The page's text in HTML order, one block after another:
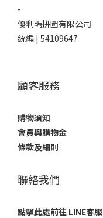
-
優利瑪拼圖有限公司
統編 | 54109647
顧客服務
購物須知
會員與購物金
條款及細則
聯絡我們
點擊此處前往 LINE客服